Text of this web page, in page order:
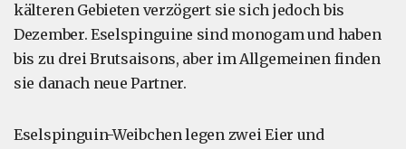
kälteren Gebieten verzögert sie sich jedoch bis
Dezember. Eselspinguine sind monogam und haben
bis zu drei Brutsaisons, aber im Allgemeinen finden
sie danach neue Partner.
Eselspinguin-Weibchen legen zwei Eier und